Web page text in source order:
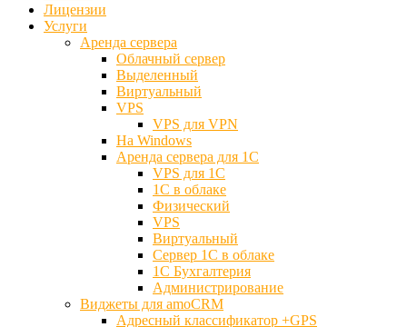
Лицензии
Услуги
Аренда сервера
Облачный сервер
Выделенный
Виртуальный
VPS
VPS для VPN
На Windows
Аренда сервера для 1С
VPS для 1С
1С в облаке
Физический
VPS
Виртуальный
Сервер 1С в облаке
1С Бухгалтерия
Администрирование
Виджеты для amoCRM
Адресный классификатор +GPS